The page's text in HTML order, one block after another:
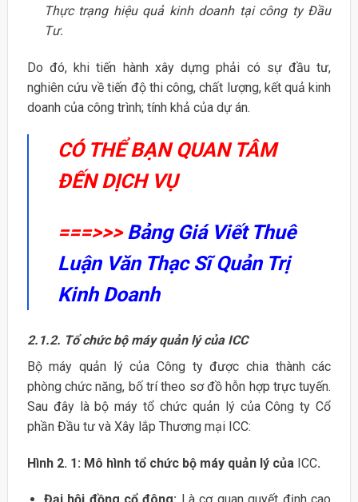
Thực trạng hiệu quả kinh doanh tại công ty Đầu
Tư.
Do đó, khi tiến hành xây dựng phải có sự đầu tư,
nghiên cứu về tiến độ thi công, chất lượng, kết quả kinh
doanh của công trình; tính khả của dự án.
CÓ THỂ BẠN QUAN TÂM
ĐẾN DỊCH VỤ
===>>> Bảng Giá Viết Thuê
Luận Văn Thạc Sĩ Quản Trị
Kinh Doanh
2.1.2. Tổ chức bộ máy quản lý của ICC
Bộ máy quản lý của Công ty được chia thành các
phòng chức năng, bố trí theo sơ đồ hỗn hợp trực tuyến.
Sau đây là bộ máy tổ chức quản lý của Công ty Cổ
phần Đầu tư và Xây lắp Thương mại ICC:
Hình 2. 1: Mô hình tổ chức bộ máy quản lý của ICC.